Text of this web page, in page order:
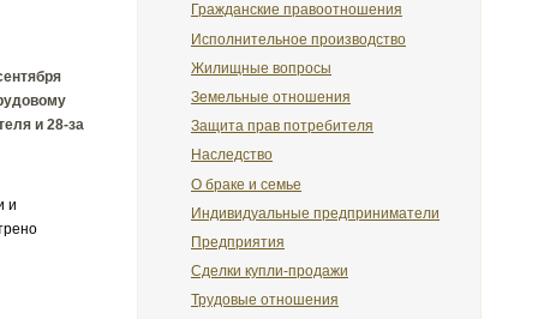
и 28-за
и
Гражданские правоотношения
Исполнительное производство
Жилищные вопросы
Земельные отношения
Защита прав потребителя
Наследство
О браке и семье
Индивидуальные предприниматели
Предприятия
Сделки купли-продажи
Трудовые отношения